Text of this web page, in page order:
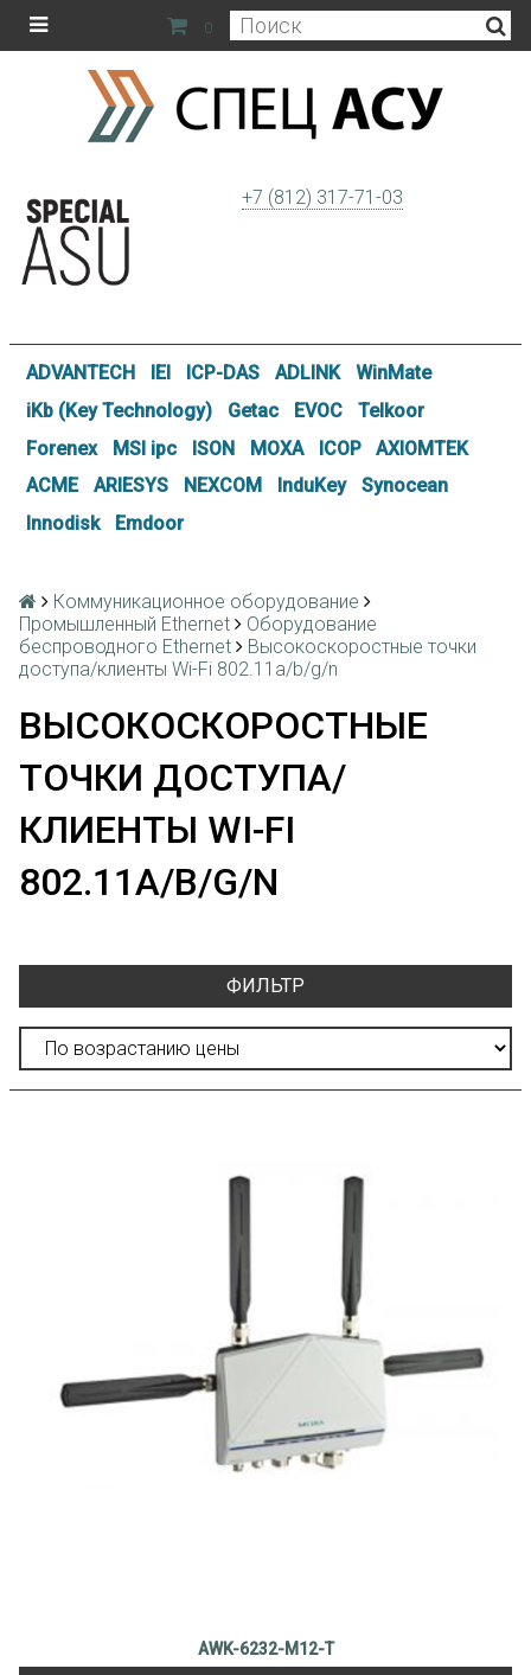
0
+7 (812) 317-71-03
ADVANTECH IEI ICP-DAS ADLINK
WinMate
iKb (Key Technology)
Getac EVOC
Telkoor
Forenex
MSI ipc ISON MOXA ICOP
AXIOMTEK
ACME
ARIESYS NEXCOM InduKey
Synocean
Innodisk
Emdoor
Коммуникационное оборудование
Промышленный Ethernet
Оборудование
беспроводного Ethernet
Высокоскоростные точки
доступа/клиенты Wi-Fi 802.11a/b/g/n
ВЫСОКОСКОРОСТНЫЕ
ТОЧКИ ДОСТУПА/
КЛИЕНТЫ WI-FI
802.11A/B/G/N
ФИЛЬТР
AWK-6232-M12-T